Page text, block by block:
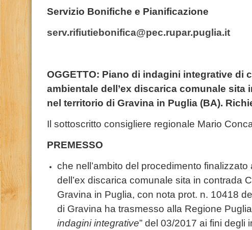
Servizio Bonifiche e Pianificazione
serv.rifiutiebonifica@pec.rupar.puglia.it
OGGETTO: Piano di indagini integrative di
ambientale dell’ex discarica comunale sita
nel territorio di Gravina in Puglia (BA).
Il sottoscritto consigliere regionale Mario
PREMESSO
che nell’ambito del procedimento
dell’ex discarica comunale sita in contrada
Gravina in Puglia, con nota prot. n. 10418
di Gravina ha trasmesso alla Regione Puglia
indagini integrative” del 03/2017 ai fini degli